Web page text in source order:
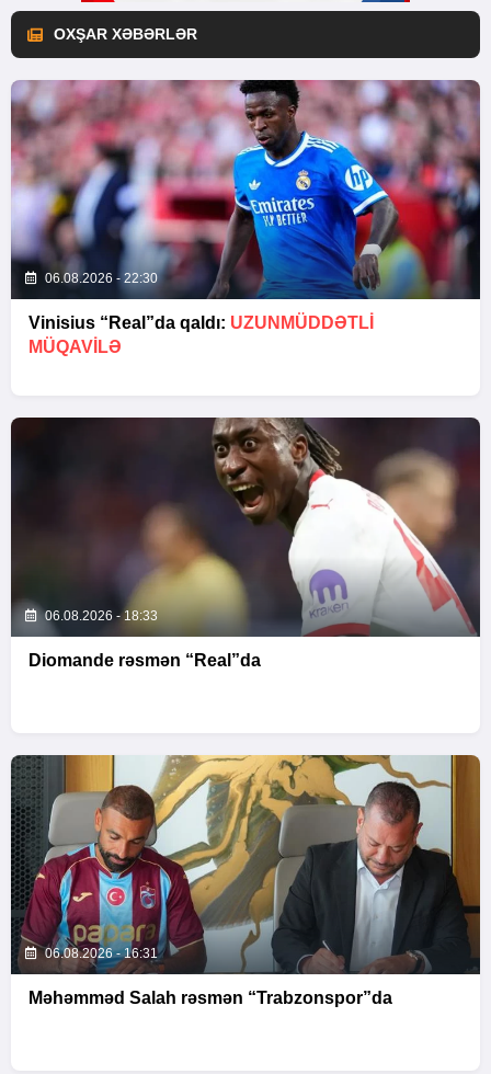
OXŞAR XƏBƏRLƏR
06.08.2026 - 22:30
Vinisius “Real”da qaldı: UZUNMÜDDƏTLİ
MÜQAVİLƏ
06.08.2026 - 18:33
Diomande rəsmən “Real”da
06.08.2026 - 16:31
Məhəmməd Salah rəsmən “Trabzonspor”da